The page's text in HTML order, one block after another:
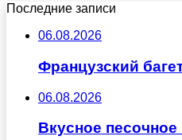
Последние записи
06.08.2026
Французский
06.08.2026
Вкусное песочное